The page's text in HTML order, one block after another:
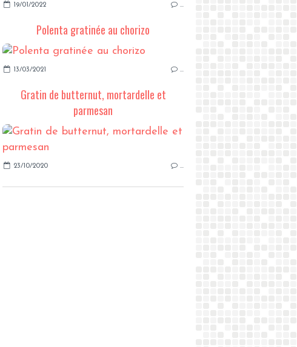
19/01/2022 …
Polenta gratinée au chorizo
13/03/2021 …
Gratin de butternut, mortardelle et
parmesan
23/10/2020 …